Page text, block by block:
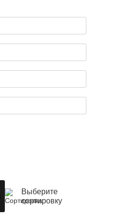
Выберите
сортировку